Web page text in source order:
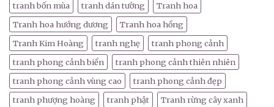
tranh bốn mùa
tranh dán tường
Tranh hoa
Tranh hoa hướng dương
Tranh hoa hồng
Tranh Kim Hoàng
tranh nghẹ
tranh phong cảnh
tranh phong cảnh biển
tranh phong cảnh thiên nhiên
tranh phong cảnh vùng cao
tranh phong cảnh đẹp
tranh phượng hoàng
tranh phật
Tranh rừng cây xanh